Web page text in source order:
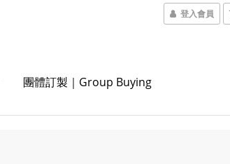
登入會員
團體訂製｜Group Buying